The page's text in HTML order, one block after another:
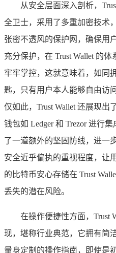
从安全层面深入剖析，
全卫士，采用了多重加密技术
张密不透风的保护网，确保用
充分保护，在 Trust Wallet 的
牢牢掌控，这就意味着，如同
匙，只有用户本人能够自由访
仅如此，Trust Wallet 还展现
钱包如 Ledger 和 Trezor 进行
了一道额外的坚固防线，进一
安全近乎偏执的重视程度，让
的比特币安心存储在 Trust
丢失的潜在风险。
在操作便捷性方面，Trust
现，堪称行业典范，它拥有简
量身定制的操作指南，即使是